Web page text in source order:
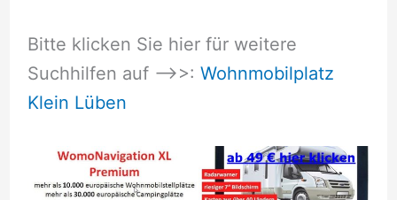
Bitte klicken Sie hier für weitere
Suchhilfen auf –>>: Wohnmobilplatz
Klein Lüben